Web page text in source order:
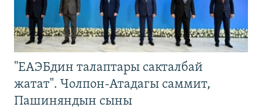
"ЕАЭБдин талаптары сакталбай
жатат". Чолпон-Атадагы саммит,
Пашиняндын сыны